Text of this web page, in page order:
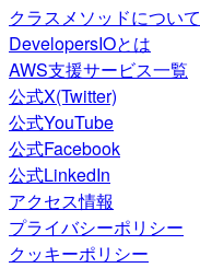
クラスメソッドについて
DevelopersIOとは
AWS支援サービス一覧
公式X(Twitter)
公式YouTube
公式Facebook
公式LinkedIn
アクセス情報
プライバシーポリシー
クッキーポリシー